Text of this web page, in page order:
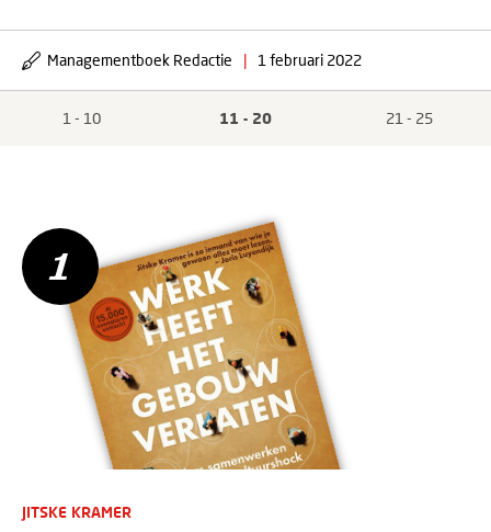
Managementboek Redactie | 1 februari 2022
1 - 10 11 - 20 21 - 25
1
JITSKE KRAMER